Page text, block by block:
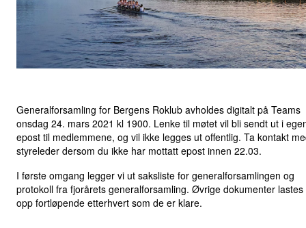
Generalforsamling for Bergens Roklub avholdes digitalt på Teams
onsdag 24. mars 2021 kl 1900. Lenke til møtet vil bli sendt ut i
epost til medlemmene, og vil ikke legges ut offentlig. Ta kontakt
styreleder dersom du ikke har mottatt epost innen 22.03.
I første omgang legger vi ut saksliste for generalforsamlingen og
protokoll fra fjorårets generalforsamling. Øvrige dokumenter lastes
opp fortløpende etterhvert som de er klare.